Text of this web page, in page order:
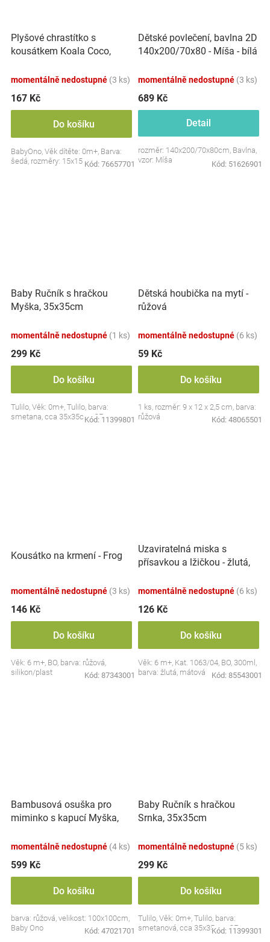
Plyšové chrastítko s
kousátkem Koala Coco,
momentálně nedostupné (3 ks)
167 Kč
Do košíku
BabyOno, Věk dítěte: 0m+, Barva:
šedá, rozměry: 15x15 cm.
Kód: 76657701
Dětské povlečení, bavlna 2D
140x200/70x80 - Míša - bílá
momentálně nedostupné (3 ks)
689 Kč
Detail
rozměr: 140x200/70x80cm, Bavlna,
vzor: Míša
Kód: 51626901
Baby Ručník s hračkou
Myška, 35x35cm
momentálně nedostupné (1 ks)
299 Kč
Do košíku
Tulilo, Věk: 0m+, Tulilo, barva:
smetana, cca 35x35cm, CE
Kód: 11399801
Dětská houbička na mytí -
růžová
momentálně nedostupné (6 ks)
59 Kč
Do košíku
1 ks, rozměr: 9 x 12 x 2,5 cm, barva:
růžová
Kód: 48065501
Kousátko na krmení - Frog
momentálně nedostupné (3 ks)
146 Kč
Do košíku
Věk: 6 m+, BO, barva: růžová,
silikon/plast
Kód: 87343001
Uzaviratelná miska s
přísavkou a lžičkou - žlutá,
momentálně nedostupné (6 ks)
126 Kč
Do košíku
Věk: 6 m+, Kat. 1063/04, BO, 300ml,
barva: žlutá, mátová
Kód: 85543001
Bambusová osuška pro
miminko s kapucí Myška,
momentálně nedostupné (4 ks)
599 Kč
Do košíku
barva: růžová, velikost: 100x100cm,
Baby Ono
Kód: 47021701
Baby Ručník s hračkou
Srnka, 35x35cm
momentálně nedostupné (5 ks)
299 Kč
Do košíku
Tulilo, Věk: 0m+, Tulilo, barva:
smetanová, cca 35x35cm, CE
Kód: 11399301